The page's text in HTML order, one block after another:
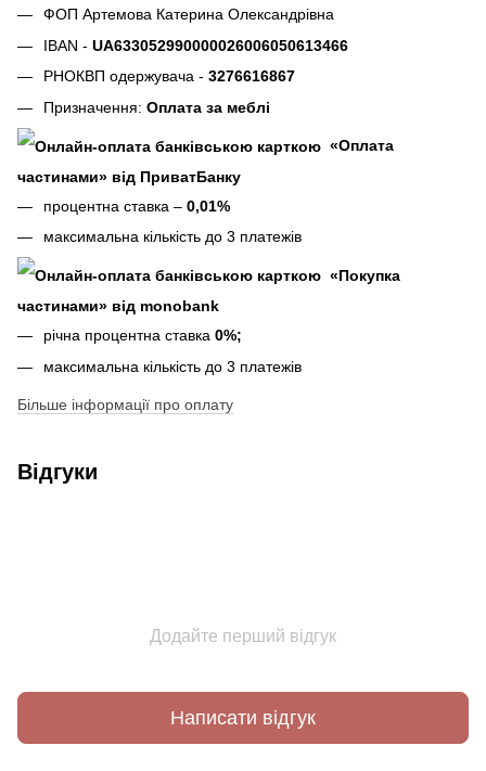
ФОП Артемова Катерина Олександрівна
IBAN - UA633052990000026006050613466
РНОКВП одержувача - 3276616867
Призначення: Оплата за меблі
«Оплата
частинами» від ПриватБанку
процентна ставка – 0,01%
максимальна кількість до 3 платежів
«Покупка
частинами» від monobank
річна процентна ставка 0%;
максимальна кількість до 3 платежів
Більше інформації про оплату
Відгуки
Додайте перший відгук
Написати відгук